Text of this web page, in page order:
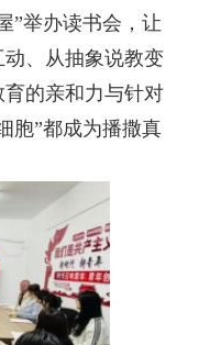
”举办读书会，让
、从抽象说教变
的亲和力与针对
胞”都成为播撒真